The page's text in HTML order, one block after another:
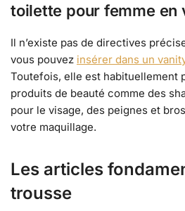
toilette pour femme en
Il n’existe pas de directives
vous pouvez insérer dans un
Toutefois, elle est habituellement
produits de beauté comme des
pour le visage, des peignes et
votre maquillage.
Les articles
trousse